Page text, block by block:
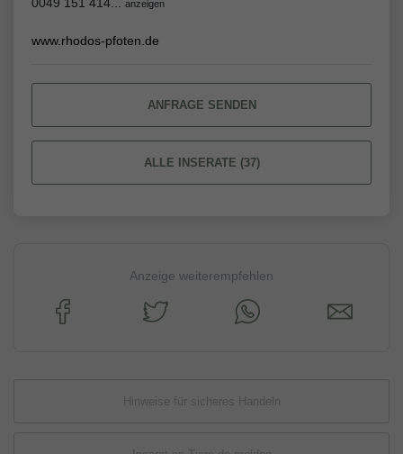
0049 151 414... anzeigen
www.rhodos-pfoten.de
ANFRAGE SENDEN
ALLE INSERATE (37)
Anzeige weiterempfehlen
Hinweise für sicheres Handeln